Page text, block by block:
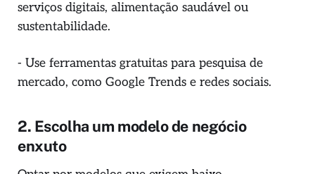
serviços digitais, alimentação saudável ou
sustentabilidade.
- Use ferramentas gratuitas para pesquisa de
mercado, como Google Trends e redes sociais.
2. Escolha um modelo de negócio
enxuto